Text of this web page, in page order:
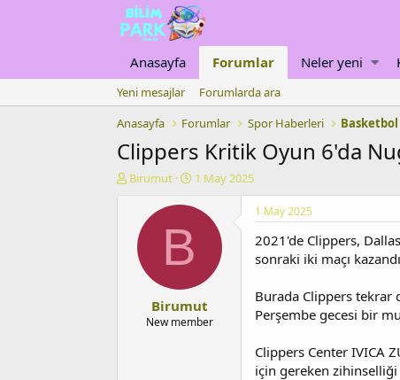
Anasayfa Forumlar Neler yeni
Yeni mesajlar
Forumlarda ara
Anasayfa
Forumlar Spor Haberleri Basketbol
Clippers Kritik Oyun 6'da
K
Birumut
B
ş
ı
ç
t
1 May 2025
B
Birumut
New member
1 May 2025
2021'de Clippers,
sonraki iki maçı
Burada Clippers tekrar
Perşembe gecesi bir
Clippers Center IVICA
için gereken zihinselliği